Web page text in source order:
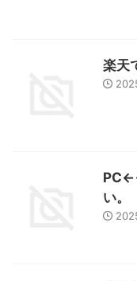
楽天
い。